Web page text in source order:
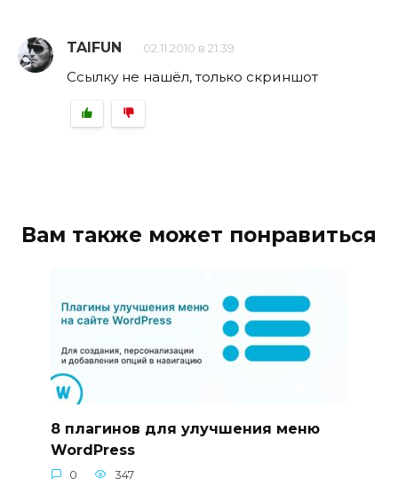
TAIFUN 02.11.2010 в 21:39
Ссылку не нашёл, только скриншот
Вам также может понравиться
8 плагинов для улучшения меню
WordPress
0 347